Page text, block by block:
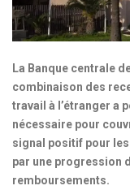
La Banque centrale
combinaison des
travail à l’étranger a
nécessaire pour
signal positif pour
par une progression
remboursements.